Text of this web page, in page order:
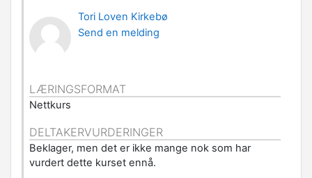
Tori Loven Kirkebø
Send en melding
LÆRINGSFORMAT
Nettkurs
DELTAKERVURDERINGER
Beklager, men det er ikke mange nok som har
vurdert dette kurset ennå.